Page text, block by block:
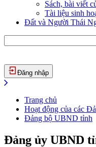
Sách, bài viết
Tài liệu sinh
Đất và Người Thái
Đăng nhập
Trang chủ
Hoạt động của các
Đảng bộ UBND tỉnh
Đảng ủy UBND